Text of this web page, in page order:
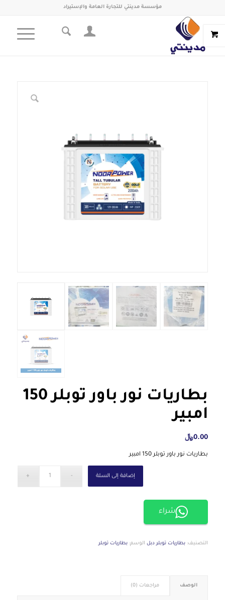
مؤسسة مدينتي للتجارة العامة والإستيراد
بطاريات نور باور توبلر 150
امبير
0.00﷼
بطاريات نور باور توبلر 150 امبير
إضافة إلى السلة
شراء
التصنيف: بطاريات توبلر دبل الوسم: بطاريات توبلر
الوصف مراجعات (0)